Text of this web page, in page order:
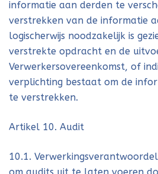
informatie aan derden te
verstrekken van de informatie
logischerwijs noodzakelijk is
verstrekte opdracht en de
Verwerkersovereenkomst, of
verplichting bestaat om de
te verstrekken.
Artikel 10. Audit
10.1.